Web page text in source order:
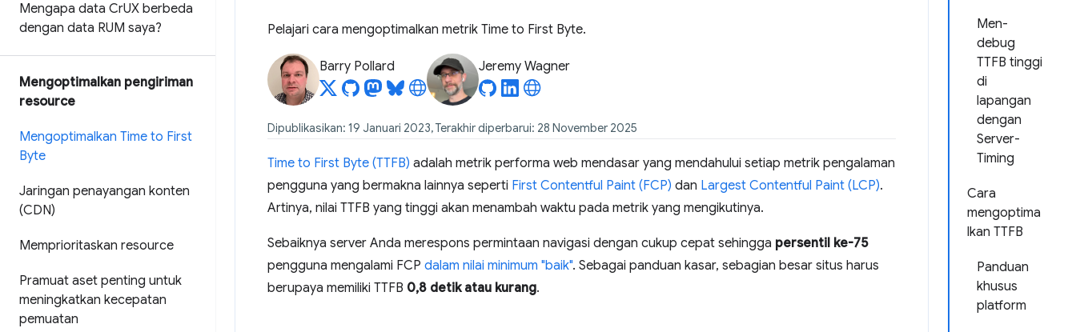
Mengapa data CrUX berbeda
dengan data RUM saya?
Mengoptimalkan pengiriman
resource
Mengoptimalkan Time to First
Byte
Jaringan penayangan konten
(CDN)
Memprioritaskan resource
Pramuat aset penting untuk
meningkatkan kecepatan
pemuatan
Men-
debug
TTFB tinggi
di
lapangan
dengan
Server-
Timing
Cara
mengoptima
lkan TTFB
Panduan
khusus
platform
Pelajari cara mengoptimalkan metrik Time to First Byte.
Barry Pollard Jeremy Wagner
Dipublikasikan: 19 Januari 2023, Terakhir diperbarui: 28 November 2025
Time to First Byte (TTFB) adalah metrik performa web mendasar yang mendahului setiap metrik pengalaman
pengguna yang bermakna lainnya seperti First Contentful Paint (FCP) dan Largest Contentful Paint (LCP).
Artinya, nilai TTFB yang tinggi akan menambah waktu pada metrik yang mengikutinya.
Sebaiknya server Anda merespons permintaan navigasi dengan cukup cepat sehingga persentil ke-75
pengguna mengalami FCP dalam nilai minimum "baik". Sebagai panduan kasar, sebagian besar situs harus
berupaya memiliki TTFB 0,8 detik atau kurang.